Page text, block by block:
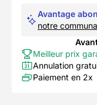
Avantage
notre
Meilleur prix
Annulation
Paiement en 2x